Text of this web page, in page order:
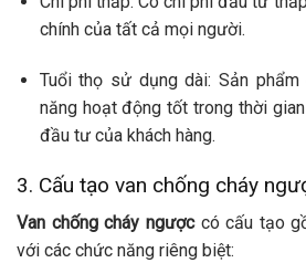
chính của tất cả mọi người.
Tuổi thọ sử dụng dài: Sản
năng hoạt động tốt trong thời
đầu tư của khách hàng.
3. Cấu tạo van chống cháy
Van chống cháy ngược có cấu tạo
với các chức năng riêng biệt: